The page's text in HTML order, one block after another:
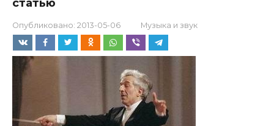
статью
Опубликовано: 2013-05-06 Музыка и звук